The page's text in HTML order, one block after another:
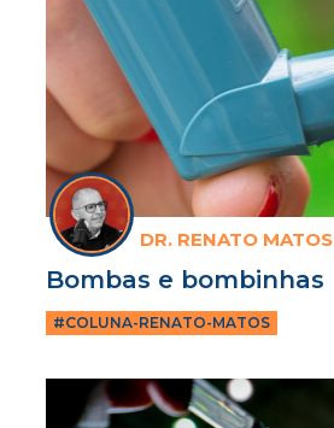
DR. RENATO MATOS
Bombas e bombinhas
#COLUNA-RENATO-MATOS